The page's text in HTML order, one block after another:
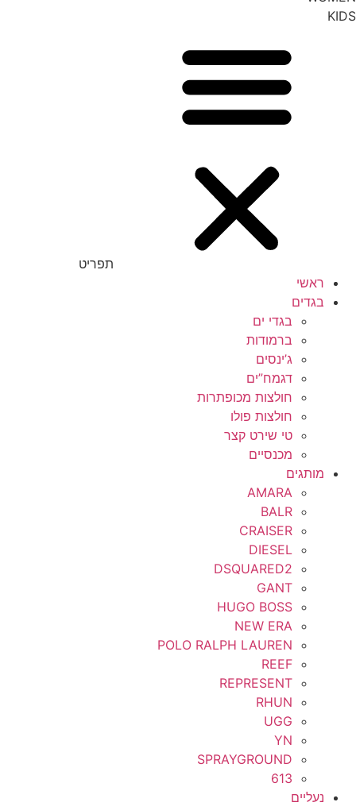
KIDS
תפריט
ראשי
בגדים
בגדי ים
ברמודות
ג’ינסים
דגמח”ים
חולצות מכופתרות
חולצות פולו
טי שירט קצר
מכנסיים
מותגים
AMARA
BALR
CRAISER
DIESEL
DSQUARED2
GANT
HUGO BOSS
NEW ERA
POLO RALPH LAUREN
REEF
REPRESENT
RHUN
UGG
YN
SPRAYGROUND
613
נעליים